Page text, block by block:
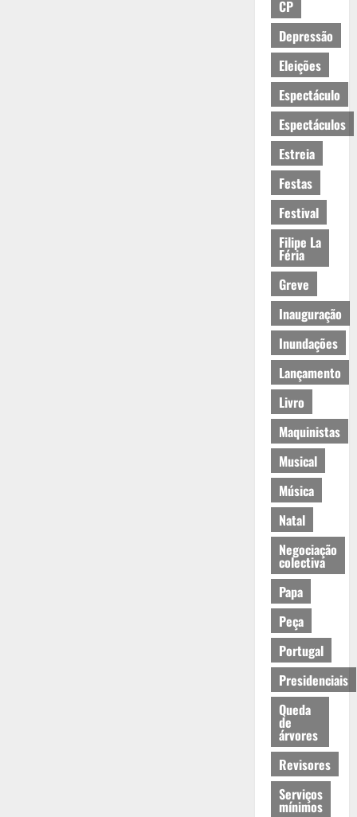
CP
Depressão
Eleições
Espectáculo
Espectáculos
Estreia
Festas
Festival
Filipe La
Féria
Greve
Inauguração
Inundações
Lançamento
Livro
Maquinistas
Musical
Música
Natal
Negociação
colectiva
Papa
Peça
Portugal
Presidenciais
Queda
de
árvores
Revisores
Serviços
mínimos